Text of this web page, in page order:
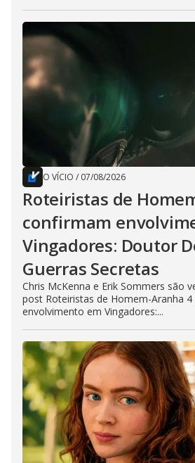
O VÍCIO / 07/08/2026
Roteiristas de
confirmam
Vingadores: Doutor
Guerras Secretas
Chris McKenna e Erik Sommers são
post Roteiristas de Homem-Aranha
envolvimento em Vingadores:...